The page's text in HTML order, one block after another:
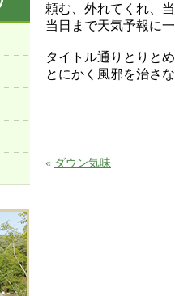
頼む、外れてくれ、
当日まで天気予報に
タイトル通りとりと
とにかく風邪を治さ
« ダウン気味